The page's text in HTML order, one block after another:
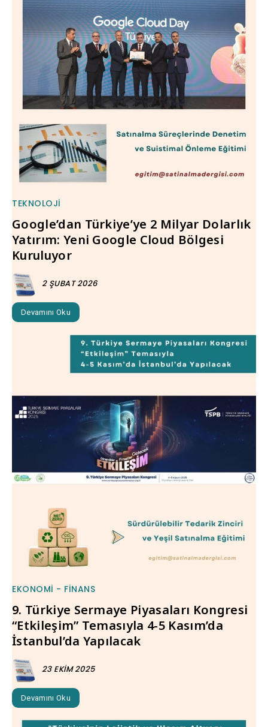
TEKNOLOJI
Google’dan Türkiye’ye 2 Milyar Dolarlık
Yatırım: Yeni Google Cloud Bölgesi
Kuruluyor
2 ŞUBAT 2026
Devamını Oku
EKONOMI - FINANS
9. Türkiye Sermaye Piyasaları Kongresi
“Etkileşim” Temasıyla 4-5 Kasım’da
İstanbul’da Yapılacak
23 EKIM 2025
Devamını Oku